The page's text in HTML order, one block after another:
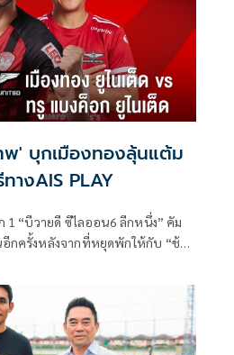
พ' บุกเมืองทองลุ้นแต้ม
างAIS PLAY
“บีวายดี ซีไลออน6 ลีกหนึ่ง” คัม
กครั้งหลังจากที่หยุดพักให้กับ “ช้าง
สดจากขอบสนามให้ทุกคนได้ชมฟรี